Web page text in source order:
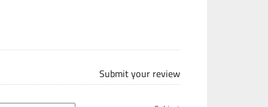
Submit your review